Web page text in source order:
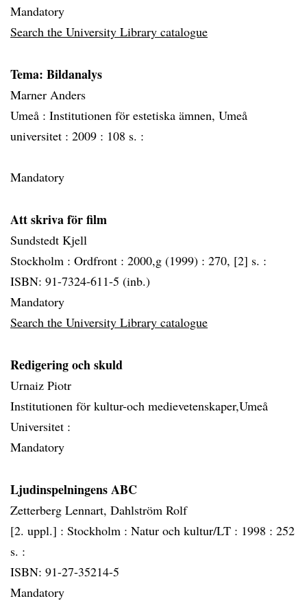
Mandatory
Search the University Library catalogue
Tema: Bildanalys
Marner Anders
Umeå : Institutionen för estetiska ämnen, Umeå
universitet : 2009 : 108 s. :
Mandatory
Att skriva för film
Sundstedt Kjell
Stockholm : Ordfront : 2000,g (1999) : 270, [2] s. :
ISBN: 91-7324-611-5 (inb.)
Mandatory
Search the University Library catalogue
Redigering och skuld
Urnaiz Piotr
Institutionen för kultur-och medievetenskaper,Umeå
Universitet :
Mandatory
Ljudinspelningens ABC
Zetterberg Lennart, Dahlström Rolf
[2. uppl.] : Stockholm : Natur och kultur/LT : 1998 : 252
s. :
ISBN: 91-27-35214-5
Mandatory